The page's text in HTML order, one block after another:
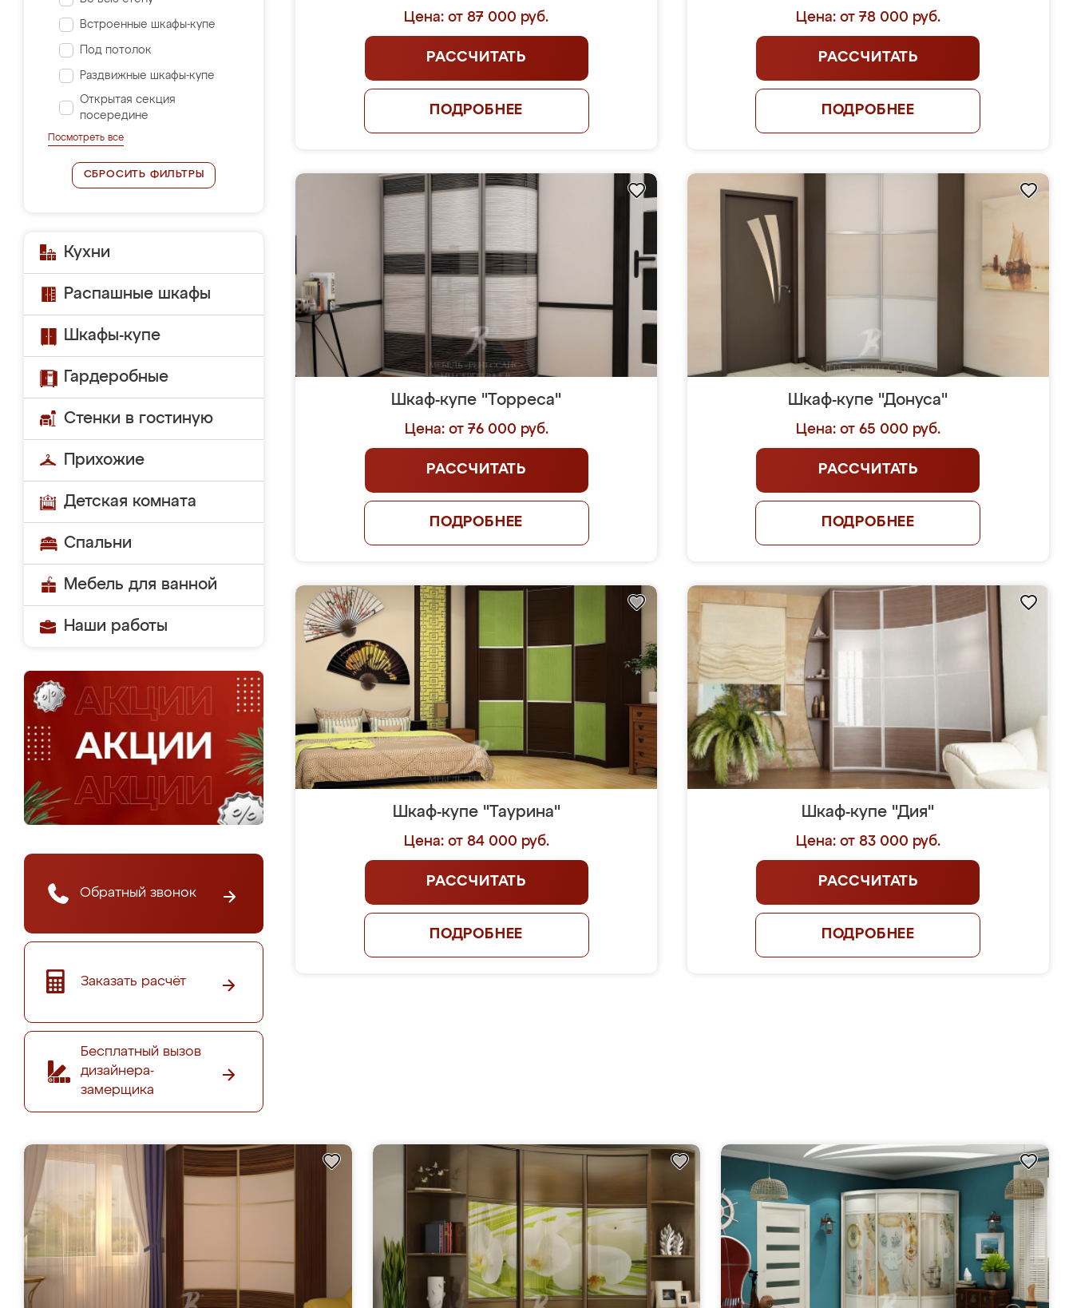
Встроенные шкафы-купе
Под потолок
Раздвижные шкафы-купе
Открытая секция
посередине
Посмотреть все
СБРОСИТЬ ФИЛЬТРЫ
Кухни
Распашные шкафы
Шкафы-купе
Гардеробные
Стенки в гостиную
Прихожие
Детская комната
Спальни
Мебель для ванной
Наши работы
Обратный звонок
Заказать расчёт
Бесплатный вызов
дизайнера-
замерщика
Цена: от 87 000 руб.
РАССЧИТАТЬ
ПОДРОБНЕЕ
Цена: от 78 000 руб.
РАССЧИТАТЬ
ПОДРОБНЕЕ
Шкаф-купе "Торреса"
Цена: от 76 000 руб.
РАССЧИТАТЬ
ПОДРОБНЕЕ
Шкаф-купе "Донуса"
Цена: от 65 000 руб.
РАССЧИТАТЬ
ПОДРОБНЕЕ
Шкаф-купе "Таурина"
Цена: от 84 000 руб.
РАССЧИТАТЬ
ПОДРОБНЕЕ
Шкаф-купе "Дия"
Цена: от 83 000 руб.
РАССЧИТАТЬ
ПОДРОБНЕЕ